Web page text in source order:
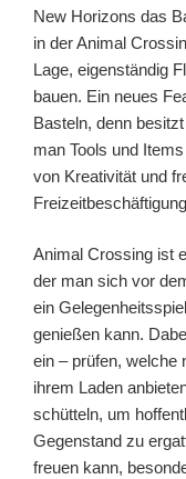
New Horizons das
in der Animal
Lage, eigenständig
bauen. Ein neues
Basteln, denn
man Tools und
von Kreativität und
Animal Crossing ist
der man sich vor
ein
genießen kann.
ein – prüfen, welche
ihrem Laden
schütteln, um
Gegenstand zu
freuen kann,